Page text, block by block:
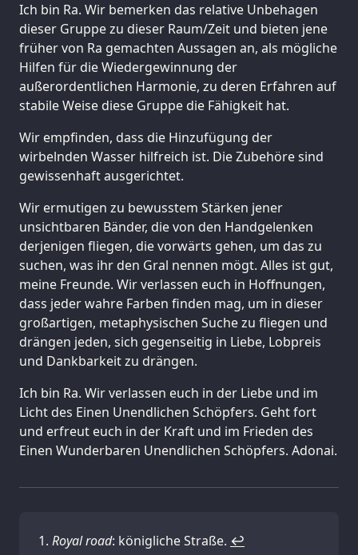
Ich bin Ra. Wir bemerken das relative Unbehagen
dieser Gruppe zu dieser Raum/Zeit und bieten jene
früher von Ra gemachten Aussagen an, als mögliche
Hilfen für die Wiedergewinnung der
außerordentlichen Harmonie, zu deren Erfahren auf
stabile Weise diese Gruppe die Fähigkeit hat.
Wir empfinden, dass die Hinzufügung der
wirbelnden Wasser hilfreich ist. Die Zubehöre sind
gewissenhaft ausgerichtet.
Wir ermutigen zu bewusstem Stärken jener
unsichtbaren Bänder, die von den Handgelenken
derjenigen fliegen, die vorwärts gehen, um das zu
suchen, was ihr den Gral nennen mögt. Alles ist gut,
meine Freunde. Wir verlassen euch in Hoffnungen,
dass jeder wahre Farben finden mag, um in dieser
großartigen, metaphysischen Suche zu fliegen und
drängen jeden, sich gegenseitig in Liebe, Lobpreis
und Dankbarkeit zu drängen.
Ich bin Ra. Wir verlassen euch in der Liebe und im
Licht des Einen Unendlichen Schöpfers. Geht fort
und erfreut euch in der Kraft und im Frieden des
Einen Wunderbaren Unendlichen Schöpfers. Adonai.
Royal road: königliche Straße. ↩